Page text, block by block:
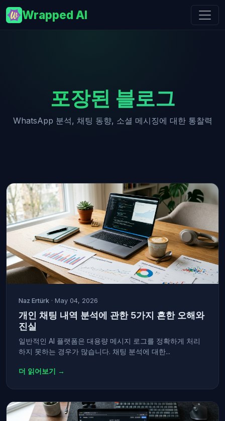
Wrapped AI
포장된 블로그
WhatsApp 분석, 채팅 동향, 소셜 메시징에 대한 통찰력
Naz Ertürk · May 04, 2026
개인 채팅 내역 분석에 관한 5가지 흔한 오해와
진실
일반적인 AI 플랫폼은 대용량 메시지 로그를 정확하게 처리
하지 못하는 경우가 많습니다. 채팅 분석에 대한...
더 읽어보기 →